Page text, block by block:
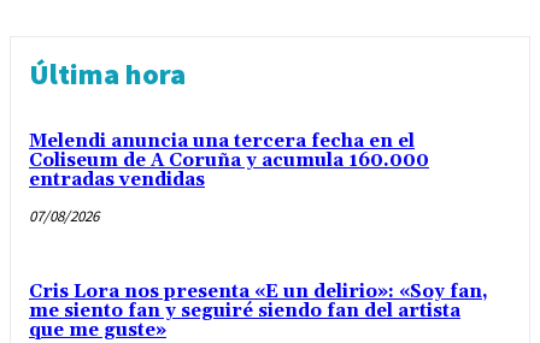
Última hora
Melendi anuncia una tercera fecha en el
Coliseum de A Coruña y acumula 160.000
entradas vendidas
07/08/2026
Cris Lora nos presenta «E un delirio»: «Soy fan,
me siento fan y seguiré siendo fan del artista
que me guste»